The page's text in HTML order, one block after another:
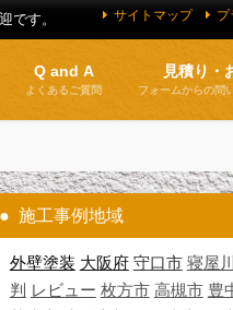
です。 サイトマップ プ
Q and A
よくあるご質問
見積り・
フォームからの問
お客様の声 守口市（Ｔ様邸）
施工事例地域
外壁塗装 大阪府 守口市 寝屋
判
レビュー 枚方市 高槻市 豊